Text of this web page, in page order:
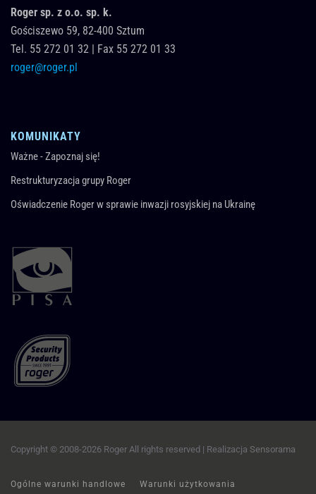
Roger sp. z o.o. sp. k.
Gościszewo 59, 82-400 Sztum
Tel. 55 272 01 32 | Fax 55 272 01 33
roger@roger.pl
KOMUNIKATY
Ważne - Zapoznaj się!
Restrukturyzacja grupy Roger
Oświadczenie Roger w sprawie inwazji rosyjskiej na Ukrainę
Copyright © 2008-2026 Roger All rights reserved | Realizacja Sensorama
Ogólne warunki handlowe Warunki użytkowania